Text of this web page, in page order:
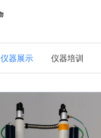
仪器展示 仪器培训